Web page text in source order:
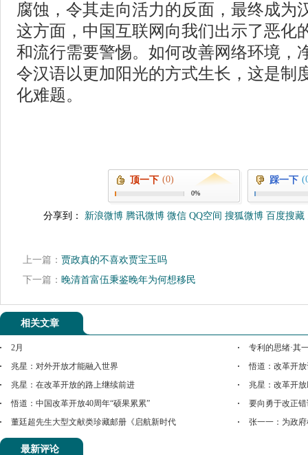
腐蚀，令其走向活力的反面，最终成为
这方面，中国互联网向我们出示了恶化
和流行需要警惕。如何改善网络环境，
令汉语以更加阳光的方式生长，这是制
化难题。
顶一下 (0)
0%
踩一下
分享到： 新浪微博 腾讯微博 微信 QQ空间 搜狐微博 百度搜藏
上一篇： 贾政真的不喜欢贾宝玉吗
下一篇： 晚清首富伍秉鉴晚年为何想移民
相关文章
2月
专利的思绪·其
兆星：对外开放才能融入世界
悟道：改革开
兆星：在改革开放的路上继续前进
兆星：改革开
悟道：中国改革开放40周年“硕果累累”
要向勇于改正
董廷超先生大型文献类珍藏邮册《启航新时代
张一一：为政
最新评论